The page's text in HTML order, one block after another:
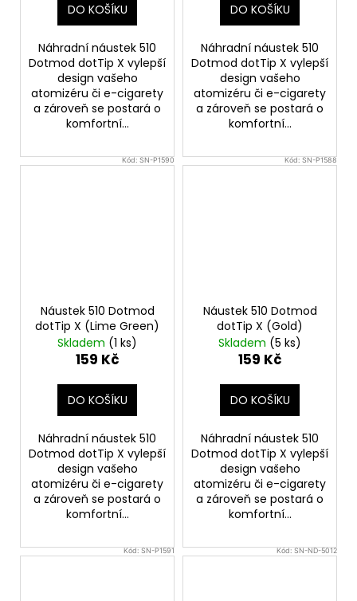
DO KOŠÍKU
Náhradní náustek 510
Dotmod dotTip X vylepší
design vašeho
atomizéru či e-cigarety
a zároveň se postará o
komfortní...
DO KOŠÍKU
Náhradní náustek 510
Dotmod dotTip X vylepší
design vašeho
atomizéru či e-cigarety
a zároveň se postará o
komfortní...
Kód:SN-P1590
Náustek 510 Dotmod
dotTip X (Lime Green)
Skladem (1 ks)
159 Kč
DO KOŠÍKU
Náhradní náustek 510
Dotmod dotTip X vylepší
design vašeho
atomizéru či e-cigarety
a zároveň se postará o
komfortní...
Kód:SN-P1588
Náustek 510 Dotmod
dotTip X (Gold)
Skladem (5 ks)
159 Kč
DO KOŠÍKU
Náhradní náustek 510
Dotmod dotTip X vylepší
design vašeho
atomizéru či e-cigarety
a zároveň se postará o
komfortní...
Kód:SN-P1591 Kód:SN-ND-5012